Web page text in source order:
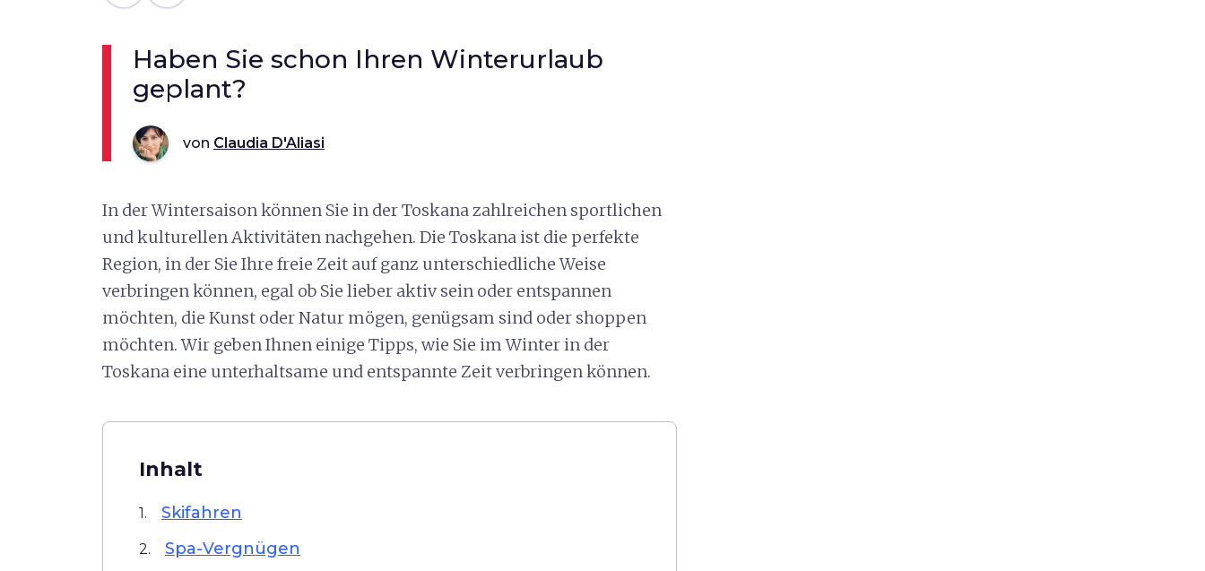
Haben Sie schon Ihren Winterurlaub
geplant?
von Claudia D'Aliasi
In der Wintersaison können Sie in der Toskana zahlreichen sportlichen
und kulturellen Aktivitäten nachgehen. Die Toskana ist die perfekte
Region, in der Sie Ihre freie Zeit auf ganz unterschiedliche Weise
verbringen können, egal ob Sie lieber aktiv sein oder entspannen
möchten, die Kunst oder Natur mögen, genügsam sind oder shoppen
möchten. Wir geben Ihnen einige Tipps, wie Sie im Winter in der
Toskana eine unterhaltsame und entspannte Zeit verbringen können.
Inhalt
1. Skifahren
2. Spa-Vergnügen